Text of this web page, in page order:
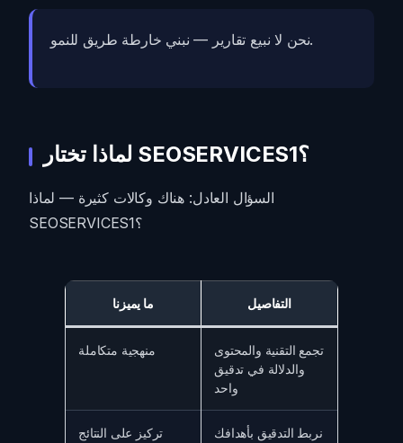
نحن لا نبيع تقارير — نبني خارطة طريق للنمو.
لماذا تختار SEOSERVICES1؟
السؤال العادل: هناك وكالات كثيرة — لماذا
SEOSERVICES1؟
ما يميزنا التفاصيل
منهجية متكاملة
تجمع التقنية والمحتوى
والدلالة في تدقيق
واحد
تركيز على النتائج
نربط التدقيق بأهدافك